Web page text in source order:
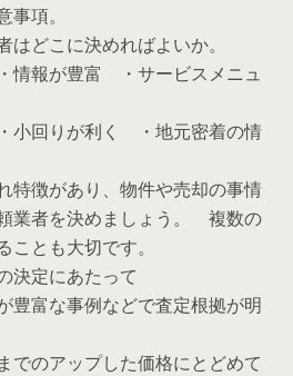
項。
はどこに決めればよいか。
情報が豊富 ・サービスメニュ
小回りが利く ・地元密着の情
特徴があり、物件や売却の事情
業者を決めましょう。 複数の
とも大切です。
決定にあたって
豊富な事例などで査定根拠が明
でのアップした価格にとどめて